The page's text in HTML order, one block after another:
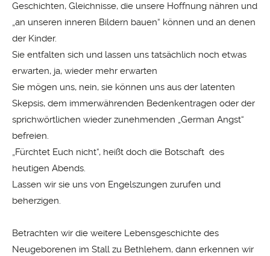
Geschichten, Gleichnisse, die unsere Hoffnung nähren und
„an unseren inneren Bildern bauen“ können und an denen
der Kinder.
Sie entfalten sich und lassen uns tatsächlich noch etwas
erwarten, ja, wieder mehr erwarten
Sie mögen uns, nein, sie können uns aus der latenten
Skepsis, dem immerwährenden Bedenkentragen oder der
sprichwörtlichen wieder zunehmenden „German Angst“
befreien.
„Fürchtet Euch nicht“, heißt doch die Botschaft des
heutigen Abends.
Lassen wir sie uns von Engelszungen zurufen und
beherzigen.
Betrachten wir die weitere Lebensgeschichte des
Neugeborenen im Stall zu Bethlehem, dann erkennen wir